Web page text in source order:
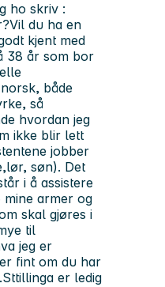
ho skriv :
Vil du ha en
kjent med
38 år som bor
både
så
hvordan jeg
ikke blir lett
jobber
søn). Det
i å assistere
armer og
skal gjøres i
til
jeg er
fint om du har
Sttillinga er ledig